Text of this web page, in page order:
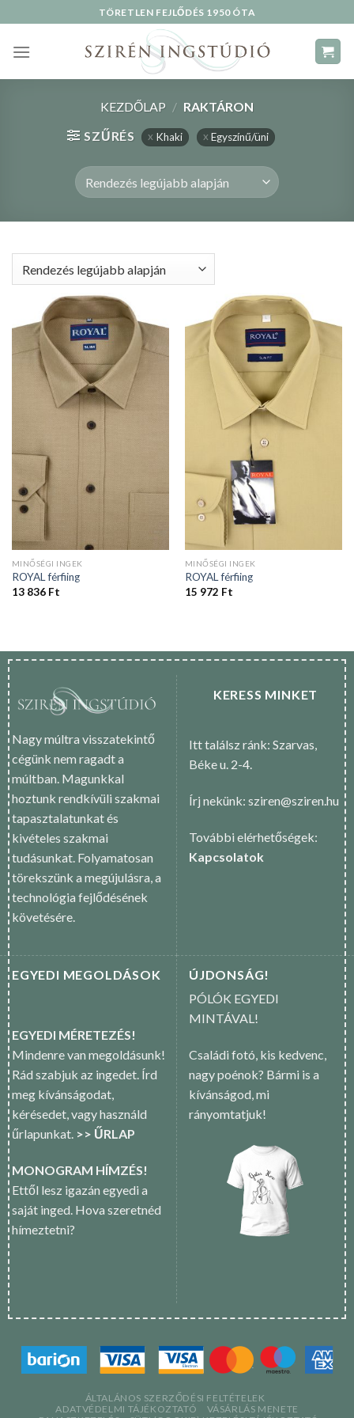
to
content
TÖRETLEN FEJLŐDÉS 1950 ÓTA
KEZDŐLAP / RAKTÁRON
SZŰRÉS
Khaki Egyszínű/üni
MINŐSÉGI INGEK
ROYAL férfiing
13 836 Ft
MINŐSÉGI INGEK
ROYAL férfiing
15 972 Ft
Nagy múltra visszatekintő
cégünk nem ragadt a
múltban. Magunkkal
hoztunk rendkívüli szakmai
tapasztalatunkat és
kivételes szakmai
tudásunkat. Folyamatosan
törekszünk a megújulásra, a
technológia fejlődésének
követésére.
KERESS MINKET
Itt találsz ránk: Szarvas,
Béke u. 2-4.
Írj nekünk: sziren@sziren.hu
További elérhetőségek:
Kapcsolatok
EGYEDI MEGOLDÁSOK
EGYEDI MÉRETEZÉS!
Mindenre van megoldásunk!
Rád szabjuk az ingedet. Írd
meg kívánságodat,
kérésedet, vagy használd
űrlapunkat. >> ŰRLAP
MONOGRAM HÍMZÉS!
Ettől lesz igazán egyedi a
saját inged. Hova szeretnéd
hímeztetni?
ÚJDONSÁG!
PÓLÓK EGYEDI
MINTÁVAL!
Családi fotó, kis kedvenc,
nagy poénok? Bármi is a
kívánságod, mi
rányomtatjuk!
ÁLTALÁNOS SZERZŐDÉSI FELTÉTELEK
ADATVÉDELMI TÁJÉKOZTATÓ
VÁSÁRLÁS MENETE